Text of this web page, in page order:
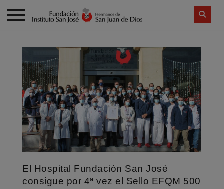
El Hospital Fundación San José
consigue por 4ª vez el Sello EFQM 500